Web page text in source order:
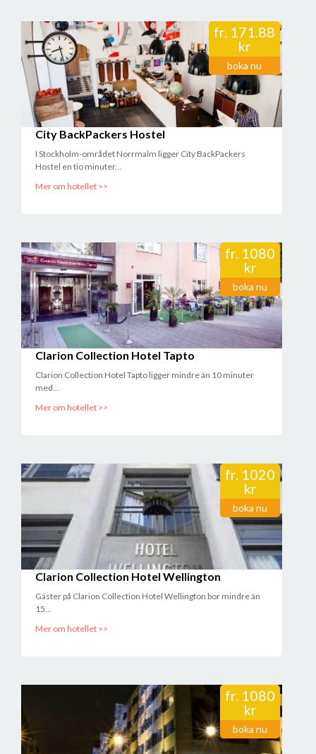
fr. 171.88
kr
boka nu
City BackPackers Hostel
I Stockholm-området Norrmalm ligger City BackPackers
Hostel en tio minuter...
Mer om hotellet >>
fr. 1080
kr
boka nu
Clarion Collection Hotel Tapto
Clarion Collection Hotel Tapto ligger mindre än 10 minuter
med...
Mer om hotellet >>
fr. 1020
kr
boka nu
Clarion Collection Hotel Wellington
Gäster på Clarion Collection Hotel Wellington bor mindre än
15...
Mer om hotellet >>
fr. 1080
kr
boka nu